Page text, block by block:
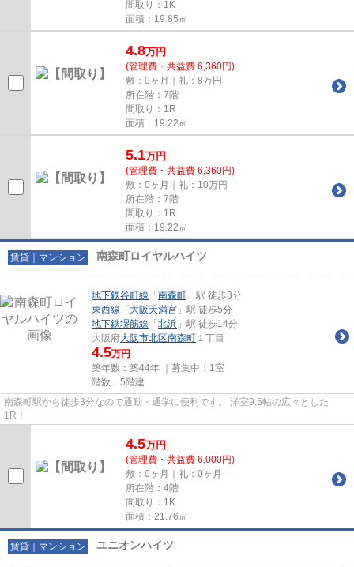
間取り：1K
面積：19.85㎡
4.8万円
(管理費・共益費 6,360円)
敷：0ヶ月｜礼：8万円
所在階：7階
間取り：1R
面積：19.22㎡
5.1万円
(管理費・共益費 6,360円)
敷：0ヶ月｜礼：10万円
所在階：7階
間取り：1R
面積：19.22㎡
賃貸｜マンション 南森町ロイヤルハイツ
地下鉄谷町線 「 南森町 」駅 徒歩3分
東西線 「 大阪天満宮 」駅 徒歩5分
地下鉄堺筋線 「 北浜 」駅 徒歩14分
大阪府大阪市北区南森町 １丁目
4.5万円
築年数：築44年 ｜募集中： 1室
階数：5階建
南森町駅から徒歩3分なので通勤・通学に便利です。 洋室9.5帖の広々とした
1R！
4.5万円
(管理費・共益費 6,000円)
敷：0ヶ月｜礼：0ヶ月
所在階：4階
間取り：1K
面積：21.76㎡
賃貸｜マンション ユニオンハイツ